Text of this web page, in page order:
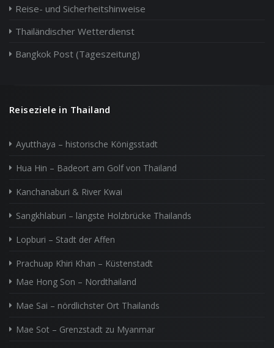
Reise- und Sicherheitshinweise
Thailändischer Wetterdienst
Bangkok Post (Tageszeitung)
Reiseziele in Thailand
Ayutthaya – historische Königsstadt
Hua Hin – Badeort am Golf von Thailand
Kanchanaburi & River Kwai
Sangkhlaburi – längste Holzbrücke Thailands
Lopburi – Stadt der Affen
Prachuap Khiri Khan – Küstenstadt
Mae Hong Son – Nordthailand
Mae Sai – nördlichster Ort Thailands
Mae Sot – Grenzstadt zu Myanmar